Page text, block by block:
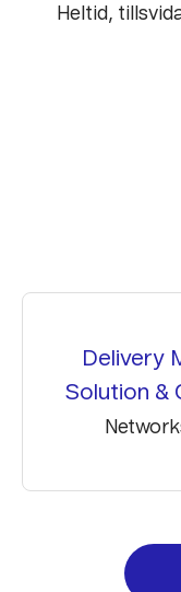
Heltid,
Delivery
Solution &